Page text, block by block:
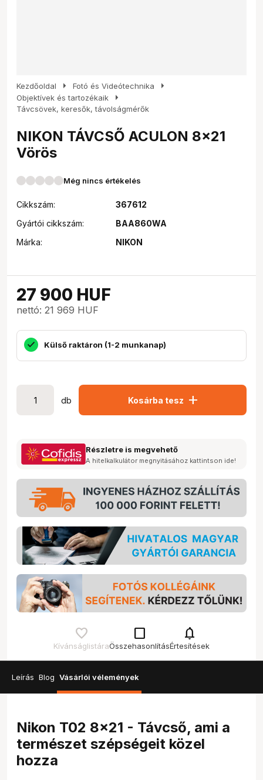
Kezdőoldal arrow_right Fotó és Videótechnika arrow_right
Objektívek és tartozékaik arrow_right
Távcsövek, keresők, távolságmérők
NIKON TÁVCSŐ ACULON 8x21
Vörös
Még nincs értékelés
Cikkszám:
367612
Gyártói cikkszám:
BAA860WA
Márka:
NIKON
27 900 HUF
nettó: 21 969 HUF
Külső raktáron (1-2 munkanap)
db Kosárba tesz add
Részletre is megvehető
A hitelkalkulátor megnyitásához kattintson ide!
Kívánságlistára
check_box_outline_blank
Összehasonlítás
notifications
Értesítések
Leírás Blog Vásárlói vélemények
Nikon T02 8x21 - Távcső, ami a
természet szépségeit közel
hozza